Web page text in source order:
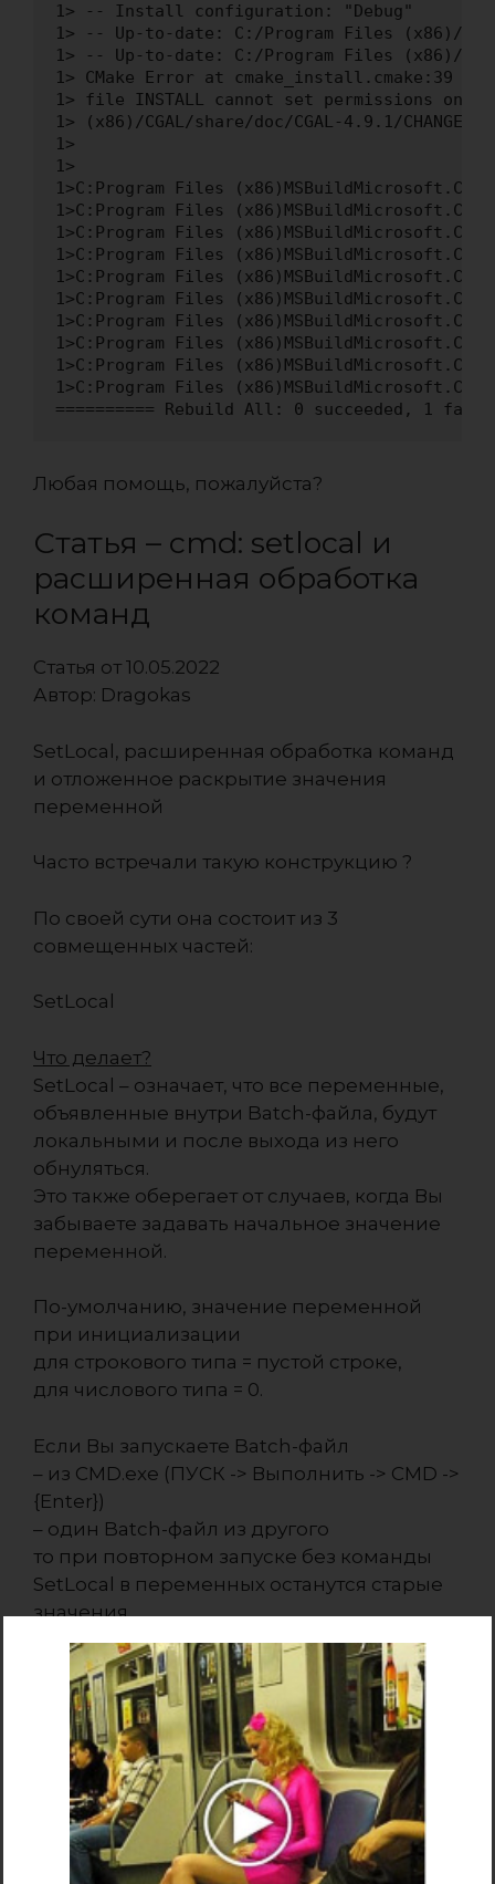
1> -- Install configuration: "Debug"
1> -- Up-to-date: C:/Program Files (x86)/CGAL/
1> -- Up-to-date: C:/Program Files (x86)/CGAL/
1> CMake Error at cmake_install.cmake:39
1> file INSTALL cannot set permissions on
1> (x86)/CGAL/share/doc/CGAL-4.9.1/CHANGES"
1>
1>
1>C:Program Files
1>C:Program Files
1>C:Program Files
1>C:Program Files
1>C:Program Files
1>C:Program Files
1>C:Program Files
1>C:Program Files
1>C:Program Files
1>C:Program Files
========== Rebuild All: 0 succeeded, 1
Любая помощь, пожалуйста?
Статья – cmd: setlocal и
расширенная обработка
команд
Статья от 10.05.2022
Автор: Dragokas
SetLocal, расширенная обработка команд
и отложенное раскрытие значения
переменной
Часто встречали такую конструкцию ?
По своей сути она состоит из 3
совмещенных частей:
SetLocal
Что делает?
SetLocal – означает, что все переменные,
объявленные внутри Batch-файла, будут
локальными и после выхода из него
обнуляться.
Это также оберегает от случаев, когда Вы
забываете задавать начальное значение
переменной.
По-умолчанию, значение переменной
при инициализации
для строкового типа = пустой строке,
для числового типа = 0.
Если Вы запускаете Batch-файл
– из CMD.exe (ПУСК -> Выполнить -> CMD ->
{Enter})
– один Batch-файл из другого
то при повторном запуске без команды
SetLocal в переменных останутся старые
значения.
Область видимости переменной,
заданной командой Set, является текущая
среда интерпретатора, если батник
запущен через нее (CMD.exe) (и внутри
нет команды локализации SetLocal), или
сессия самого батника, если двойным
кликом по нему.